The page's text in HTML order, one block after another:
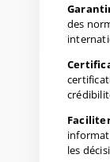
des
les